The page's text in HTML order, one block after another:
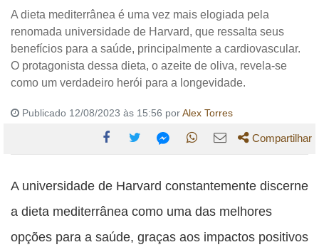
A dieta mediterrânea é uma vez mais elogiada pela
renomada universidade de Harvard, que ressalta seus
benefícios para a saúde, principalmente a cardiovascular.
O protagonista dessa dieta, o azeite de oliva, revela-se
como um verdadeiro herói para a longevidade.
Publicado 12/08/2023 às 15:56 porAlex Torres
esta
Facebook
esta
Twitter
esta
publicação
esta
publicação
WhatsApp
esta
publicação
Compartilhar
A universidade de Harvard constantemente discerne
a dieta mediterrânea como uma das melhores
opções para a saúde, graças aos impactos positivos